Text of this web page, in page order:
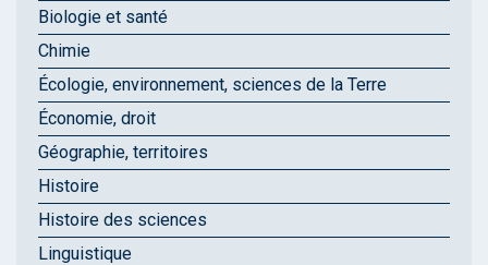
Biologie et santé
Chimie
Écologie, environnement, sciences de la Terre
Économie, droit
Géographie, territoires
Histoire
Histoire des sciences
Linguistique